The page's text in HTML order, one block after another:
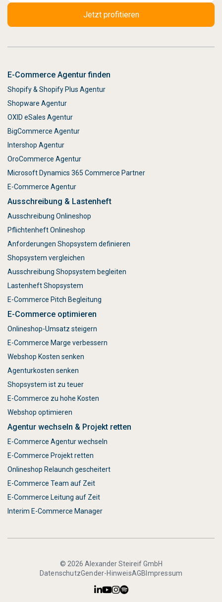
E-Commerce Agentur finden
Shopify & Shopify Plus Agentur
Shopware Agentur
OXID eSales Agentur
BigCommerce Agentur
Intershop Agentur
OroCommerce Agentur
Microsoft Dynamics 365 Commerce Partner
E-Commerce Agentur
Ausschreibung & Lastenheft
Ausschreibung Onlineshop
Pflichtenheft Onlineshop
Anforderungen Shopsystem definieren
Shopsystem vergleichen
Ausschreibung Shopsystem begleiten
Lastenheft Shopsystem
E-Commerce Pitch Begleitung
E-Commerce optimieren
Onlineshop-Umsatz steigern
E-Commerce Marge verbessern
Webshop Kosten senken
Agenturkosten senken
Shopsystem ist zu teuer
E-Commerce zu hohe Kosten
Webshop optimieren
Agentur wechseln & Projekt retten
E-Commerce Agentur wechseln
E-Commerce Projekt retten
Onlineshop Relaunch gescheitert
E-Commerce Team auf Zeit
E-Commerce Leitung auf Zeit
Interim E-Commerce Manager
© 2026 Alexander Steireif GmbH
DatenschutzGender-HinweisAGB Impressum
